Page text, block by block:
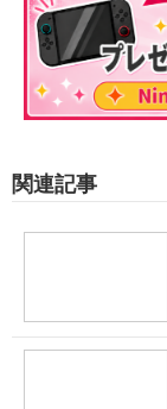
関連記事